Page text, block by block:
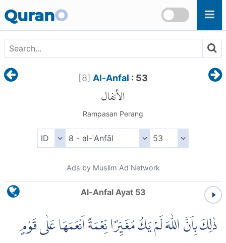
QuranO
[8] Al-Anfal : 53
الأنفال
Rampasan Perang
Ads by Muslim Ad Network
Al-Anfal Ayat 53
ذٰلِكَ بِاَنَّ اللّٰهَ لَمْ يَكُ مُغَيِّرًا نِّعْمَةً اَنْعَمَهَا عَلٰى قَوْمٍ